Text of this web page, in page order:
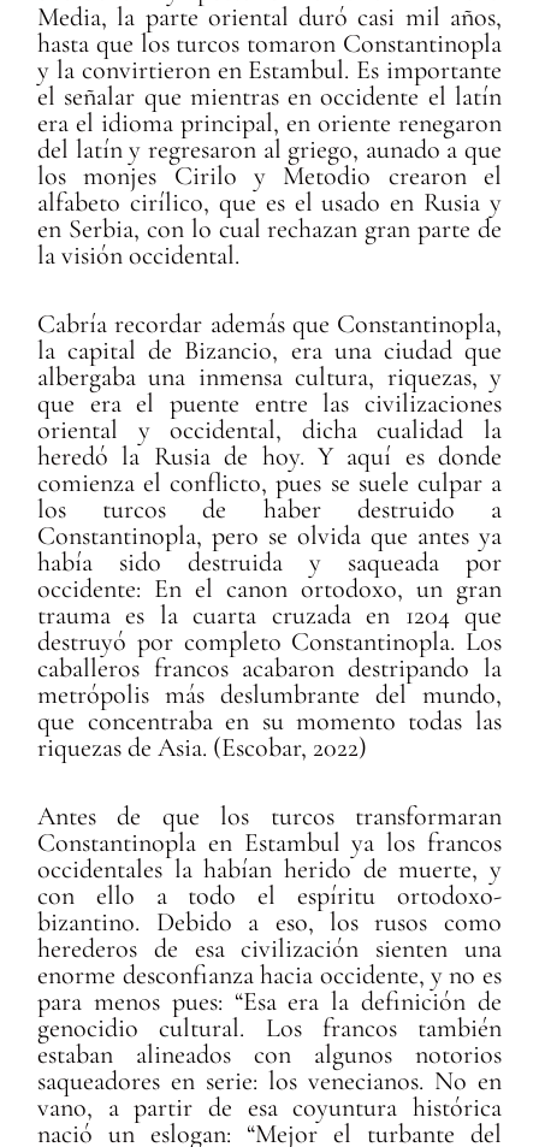
Media, la parte oriental duró casi mil años,
hasta que los turcos tomaron Constantinopla
y la convirtieron en Estambul. Es importante
el señalar que mientras en occidente el latín
era el idioma principal, en oriente renegaron
del latín y regresaron al griego, aunado a que
los monjes Cirilo y Metodio crearon el
alfabeto cirílico, que es el usado en Rusia y
en Serbia, con lo cual rechazan gran parte de
la visión occidental.
Cabría recordar además que Constantinopla,
la capital de Bizancio, era una ciudad que
albergaba una inmensa cultura, riquezas, y
que era el puente entre las civilizaciones
oriental y occidental, dicha cualidad la
heredó la Rusia de hoy. Y aquí es donde
comienza el conflicto, pues se suele culpar a
los turcos de haber destruido a
Constantinopla, pero se olvida que antes ya
había sido destruida y saqueada por
occidente: En el canon ortodoxo, un gran
trauma es la cuarta cruzada en 1204 que
destruyó por completo Constantinopla. Los
caballeros francos acabaron destripando la
metrópolis más deslumbrante del mundo,
que concentraba en su momento todas las
riquezas de Asia. (Escobar, 2022)
Antes de que los turcos transformaran
Constantinopla en Estambul ya los francos
occidentales la habían herido de muerte, y
con ello a todo el espíritu ortodoxo-
bizantino. Debido a eso, los rusos como
herederos de esa civilización sienten una
enorme desconfianza hacia occidente, y no es
para menos pues: “Esa era la definición de
genocidio cultural. Los francos también
estaban alineados con algunos notorios
saqueadores en serie: los venecianos. No en
vano, a partir de esa coyuntura histórica
nació un eslogan: “Mejor el turbante del